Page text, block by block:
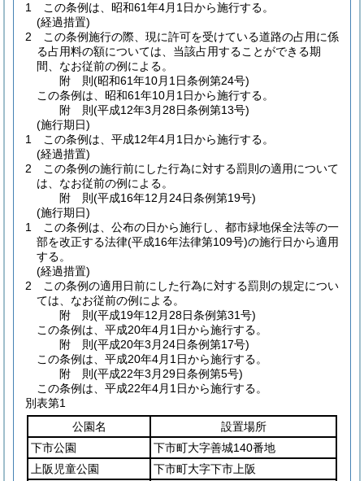
1
この条例は、昭和61年4月1日から施行する。
(経過措置)
2
この条例施行の際、現に許可を受けている道路の占用に係
る占用料の額については、当該占用することができる期
間、なお従前の例による。
附 則(昭和61年10月1日条例第24号)
この条例は、昭和61年10月1日から施行する。
附 則(平成12年3月28日条例第13号)
(施行期日)
1
この条例は、平成12年4月1日から施行する。
(経過措置)
2
この条例の施行前にした行為に対する罰則の適用について
は、なお従前の例による。
附 則(平成16年12月24日条例第19号)
(施行期日)
1
この条例は、公布の日から施行し、都市緑地保全法等の一
部を改正する法律(平成16年法律第109号)の施行日から適用
する。
(経過措置)
2
この条例の適用日前にした行為に対する罰則の規定につい
ては、なお従前の例による。
附 則(平成19年12月28日条例第31号)
この条例は、平成20年4月1日から施行する。
附 則(平成20年3月24日条例第17号)
この条例は、平成20年4月1日から施行する。
附 則(平成22年3月29日条例第5号)
この条例は、平成22年4月1日から施行する。
別表第1
公園名
設置場所
下市公園
下市町大字善城140番地
上阪児童公園
下市町大字下市上阪